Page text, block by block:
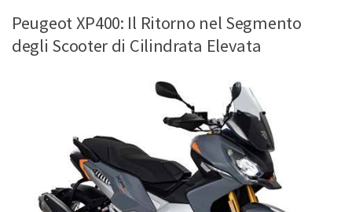
Peugeot XP400: Il Ritorno nel Segmento
degli Scooter di Cilindrata Elevata